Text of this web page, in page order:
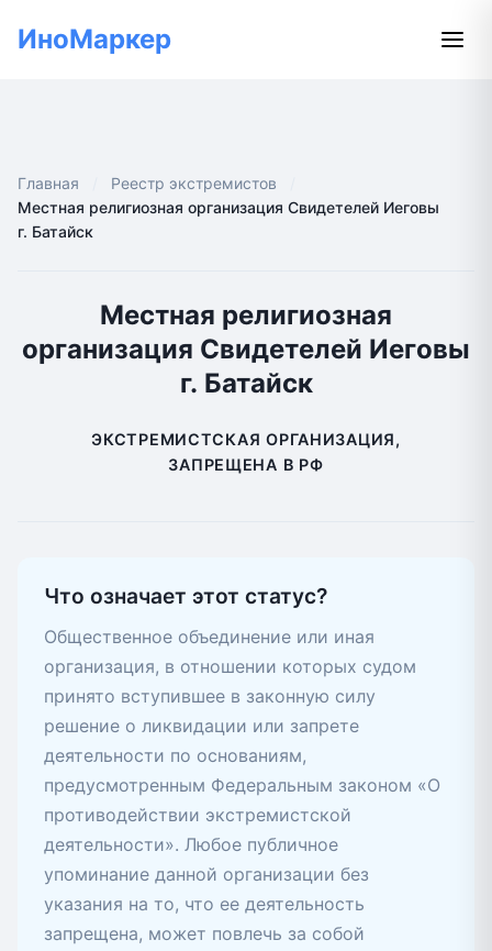
ИноМаркер
Главная
Реестр экстремистов
Местная религиозная организация Свидетелей Иеговы
г. Батайск
Местная религиозная
организация Свидетелей Иеговы
г. Батайск
ЭКСТРЕМИСТСКАЯ ОРГАНИЗАЦИЯ,
ЗАПРЕЩЕНА В РФ
Что означает этот статус?
Общественное объединение или иная
организация, в отношении которых судом
принято вступившее в законную силу
решение о ликвидации или запрете
деятельности по основаниям,
предусмотренным Федеральным законом «О
противодействии экстремистской
деятельности». Любое публичное
упоминание данной организации без
указания на то, что ее деятельность
запрещена, может повлечь за собой